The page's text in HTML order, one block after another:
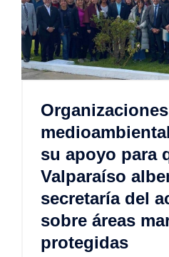
Organizaciones
su apoyo para
Valparaíso
secretaría del
sobre áreas
protegidas